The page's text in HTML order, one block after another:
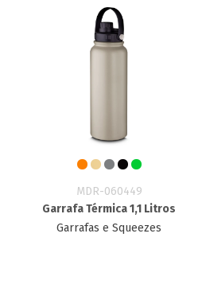
MDR-060449
Garrafa Térmica 1,1 Litros
Garrafas e Squeezes